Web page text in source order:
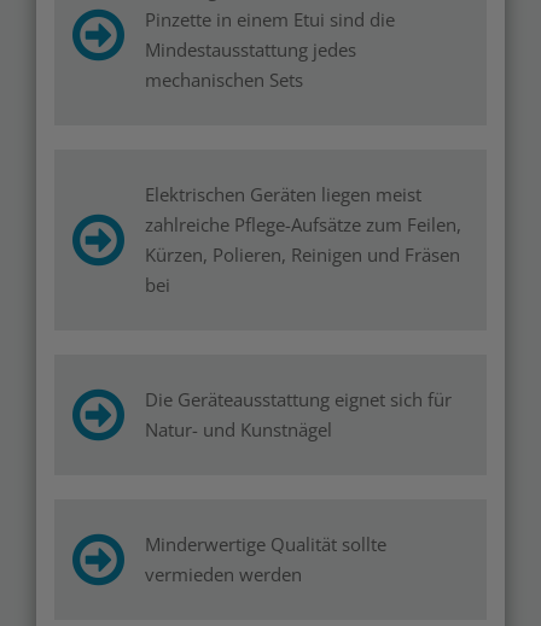
Pinzette in einem Etui sind die
Mindestausstattung jedes
mechanischen Sets
Elektrischen Geräten liegen meist
zahlreiche Pflege-Aufsätze zum Feilen,
Kürzen, Polieren, Reinigen und Fräsen
bei
Die Geräteausstattung eignet sich für
Natur- und Kunstnägel
Minderwertige Qualität sollte
vermieden werden